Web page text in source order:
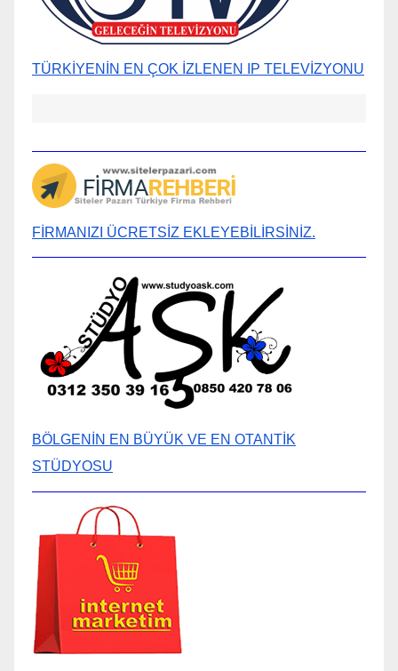
TÜRKİYENİN EN ÇOK İZLENEN IP TELEVİZYONU
FİRMANIZI ÜCRETSİZ EKLEYEBİLİRSİNİZ.
BÖLGENİN EN BÜYÜK VE EN OTANTİK
STÜDYOSU